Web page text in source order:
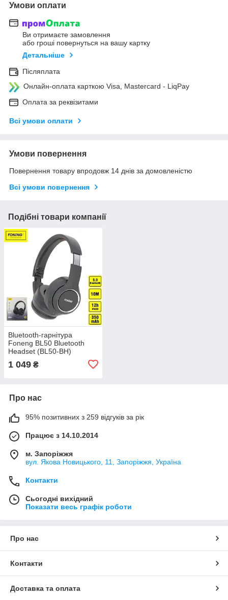
Умови оплати
Ви отримаєте замовлення
або гроші повернуться на вашу картку
Детальніше
Післяплата
Онлайн-оплата карткою Visa, Mastercard - LiqPay
Оплата за реквізитами
Всі умови оплати
Умови повернення
Повернення товару впродовж 14 днів за домовленістю
Всі умови повернення
Подібні товари компанії
Bluetooth-гарнітура
Foneng BL50 Bluetooth
Headset (BL50-BH)
1 049 ₴
Про нас
95% позитивних з 259 відгуків за рік
Працює з 14.10.2014
м. Запоріжжя
вул. Якова Новицького, 11, Запоріжжя, Україна
Контакти
Сьогодні вихідний
Показати весь графік роботи
Про нас
Контакти
Доставка та оплата